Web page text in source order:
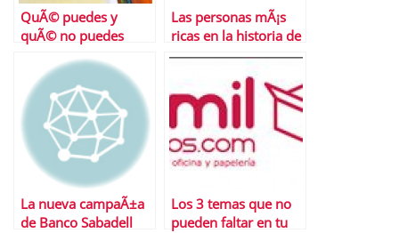
QuÃ© puedes y
quÃ© no puedes
aerolÃ­nea
Las personas mÃ¡s
ricas en la historia de
EspaÃ±a
La nueva campaÃ±a
de Banco Sabadell
Los 3 temas que no
pueden faltar en tu